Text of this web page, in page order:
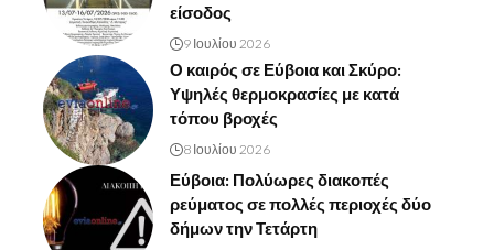
είσοδος
9 Ιουλίου 2026
Ο καιρός σε Εύβοια και Σκύρο:
Υψηλές θερμοκρασίες με κατά
τόπου βροχές
8 Ιουλίου 2026
Εύβοια: Πολύωρες διακοπές
ρεύματος σε πολλές περιοχές δύο
δήμων την Τετάρτη